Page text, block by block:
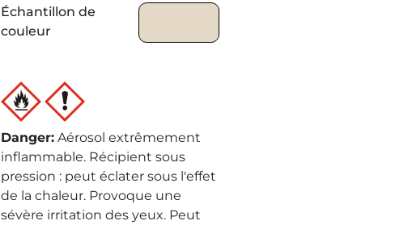
Échantillon de
couleur
Danger: Aérosol extrêmement
inflammable. Récipient sous
pression : peut éclater sous l'effet
de la chaleur. Provoque une
sévère irritation des yeux. Peut